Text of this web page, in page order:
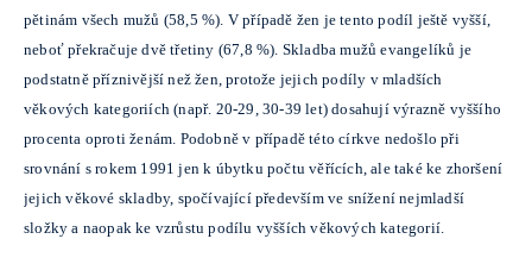
pětinám všech mužů (58,5 %). V případě žen je tento podíl ještě vyšší,
neboť překračuje dvě třetiny (67,8 %). Skladba mužů evangelíků je
podstatně příznivější než žen, protože jejich podíly v mladších
věkových kategoriích (např. 20-29, 30-39 let) dosahují výrazně vyššího
procenta oproti ženám. Podobně v případě této církve nedošlo při
srovnání s rokem 1991 jen k úbytku počtu věřících, ale také ke zhoršení
jejich věkové skladby, spočívající především ve snížení nejmladší
složky a naopak ke vzrůstu podílu vyšších věkových kategorií.